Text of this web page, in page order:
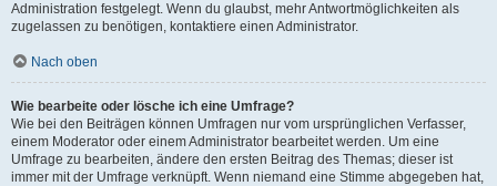
Administration festgelegt. Wenn du glaubst, mehr Antwortmöglichkeiten als
zugelassen zu benötigen, kontaktiere einen Administrator.
Nach oben
Wie bearbeite oder lösche ich eine Umfrage?
Wie bei den Beiträgen können Umfragen nur vom ursprünglichen Verfasser,
einem Moderator oder einem Administrator bearbeitet werden. Um eine
Umfrage zu bearbeiten, ändere den ersten Beitrag des Themas; dieser ist
immer mit der Umfrage verknüpft. Wenn niemand eine Stimme abgegeben hat,